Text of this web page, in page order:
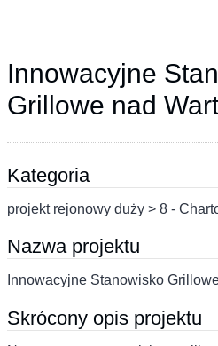
Innowacyjne
Grillowe nad
Kategoria
projekt rejonowy duży > 8 -
Nazwa projektu
Innowacyjne Stanowisko
Skrócony opis projektu